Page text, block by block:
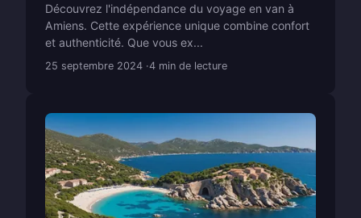
Découvrez l'indépendance du voyage en van à
Amiens. Cette expérience unique combine confort
et authenticité. Que vous ex...
25 septembre 2024 4 min de lecture